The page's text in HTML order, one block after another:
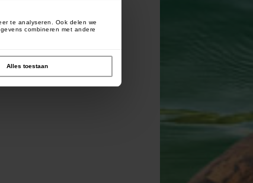
te analyseren. Ook delen we
combineren met andere
Alles toestaan